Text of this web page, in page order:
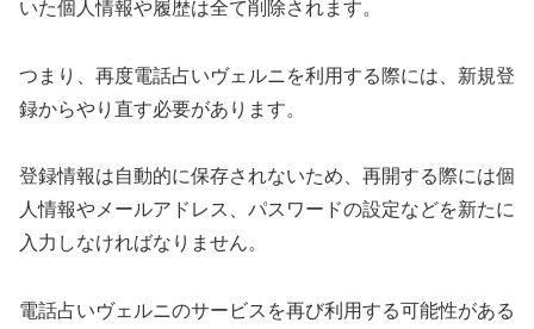
いた個人情報や履歴は全て削除されます。
つまり、再度電話占いヴェルニを利用する際には、新規登
録からやり直す必要があります。
登録情報は自動的に保存されないため、再開する際には個
人情報やメールアドレス、パスワードの設定などを新たに
入力しなければなりません。
電話占いヴェルニのサービスを再び利用する可能性がある